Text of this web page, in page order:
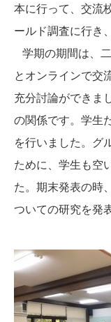
本に行って、交流
ールド調査に行き
学期の期間は、
とオンラインで交
充分討論ができま
の関係です。学生
を行いました。グ
ために、学生も空
た。期末発表の時
ついての研究を発